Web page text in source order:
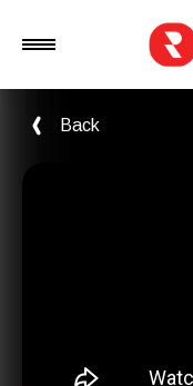
Back